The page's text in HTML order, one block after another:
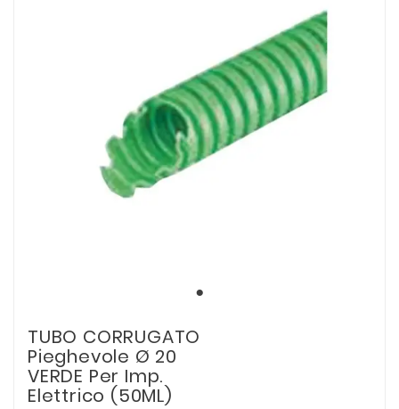
TUBO CORRUGATO
Pieghevole Ø 20
VERDE Per Imp.
Elettrico (50ML)